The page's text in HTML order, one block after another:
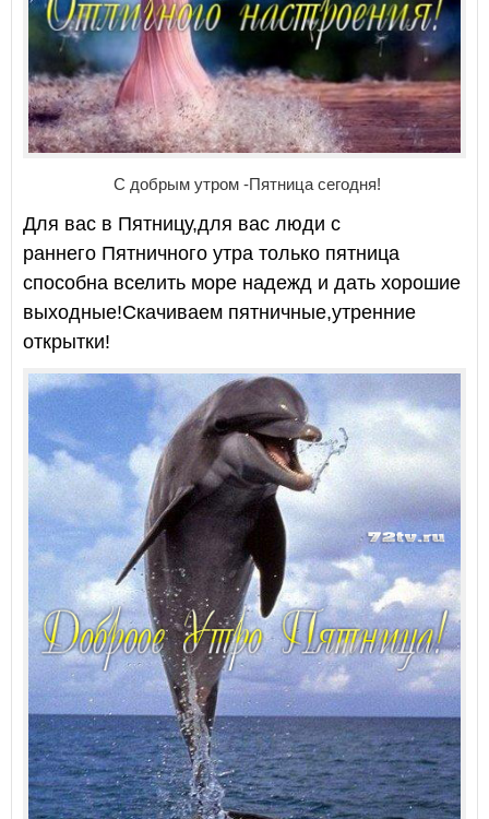
С добрым утром -Пятница сегодня!
Для вас в Пятницу,для вас люди с
раннего Пятничного утра только пятница
способна вселить море надежд и дать хорошие
выходные!Скачиваем пятничные,утренние
открытки!